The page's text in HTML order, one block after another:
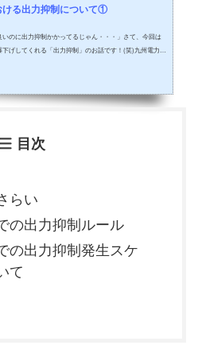
ける出力抑制について①
いのに出力抑制かかってるじゃん・・・」さて、今回は
げしてくれる「出力抑制」のお話です！(笑)九州電力管
、そんなに頑張らなくてもいいよ。今マンパワー足りて
目次
らい
の出力抑制ルール
の出力抑制発生スケ
て